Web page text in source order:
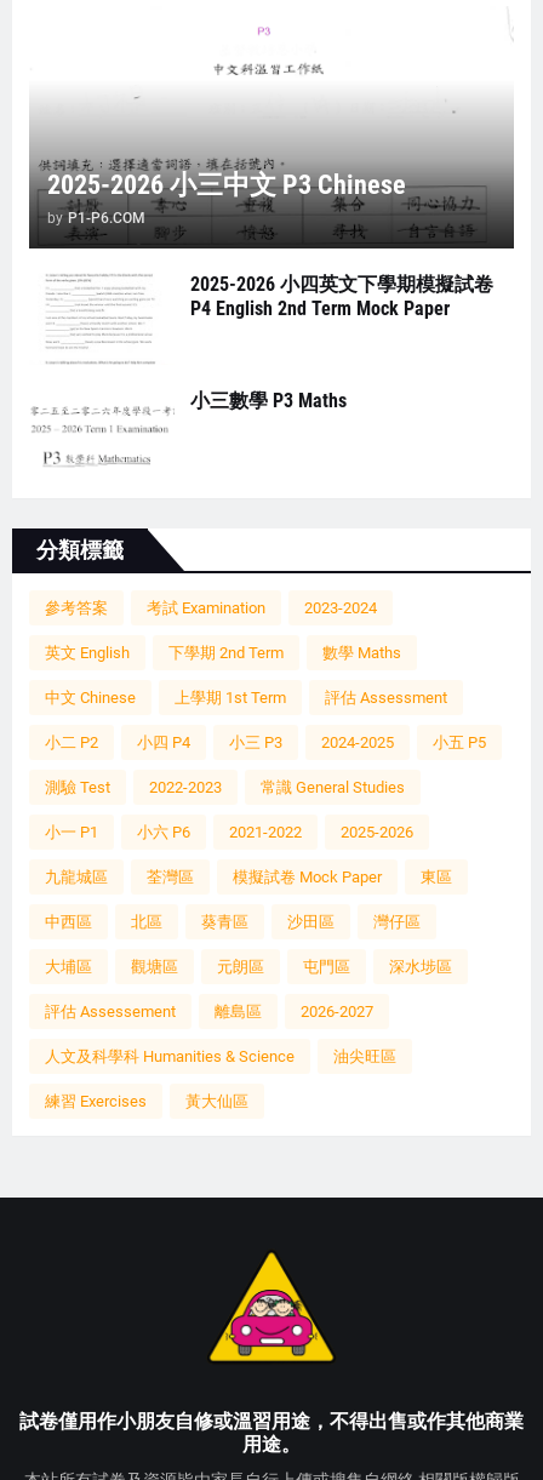
2025-2026 小三中文 P3 Chinese
by P1-P6.COM
2025-2026 小四英文下學期模擬試卷
P4 English 2nd Term Mock Paper
小三數學 P3 Maths
分類標籤
參考答案 考試 Examination 2023-2024
英文 English 下學期 2nd Term 數學 Maths
中文 Chinese 上學期 1st Term 評估 Assessment
小二 P2 小四 P4 小三 P3 2024-2025 小五 P5
測驗 Test 2022-2023 常識 General Studies
小一 P1 小六 P6 2021-2022 2025-2026
九龍城區 荃灣區 模擬試卷 Mock Paper 東區
中西區 北區 葵青區 沙田區 灣仔區
大埔區 觀塘區 元朗區 屯門區 深水埗區
評估 Assessement 離島區 2026-2027
人文及科學科 Humanities & Science 油尖旺區
練習 Exercises 黃大仙區
試卷僅用作小朋友自修或溫習用途，不得出售或作其他商業
用途。